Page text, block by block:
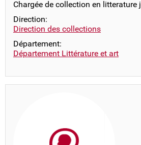
Chargée de collection en litterature
Direction:
Direction des collections
Département:
Département Littérature et art